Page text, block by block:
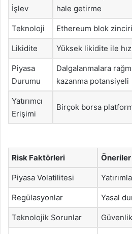
İşlev
hale getirme
Teknoloji Ethereum blok zinciri
Likidite Yüksek likidite ile
Piyasa
Durumu
Dalgalanmalara
kazanma potansiyeli
Yatırımcı
Erişimi
Birçok borsa
Risk Faktörleri Öneriler
Piyasa Volatilitesi
Regülasyonlar Yasal
Teknolojik Sorunlar